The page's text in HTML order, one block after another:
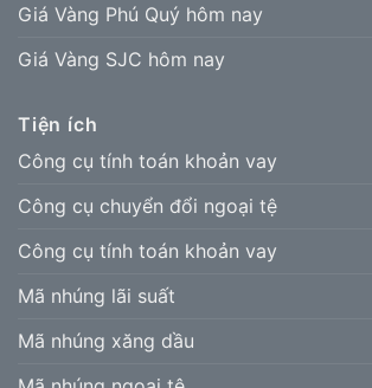
Giá Vàng Phú Quý hôm nay
Giá Vàng SJC hôm nay
Tiện ích
Công cụ tính toán khoản vay
Công cụ chuyển đổi ngoại tệ
Công cụ tính toán khoản vay
Mã nhúng lãi suất
Mã nhúng xăng dầu